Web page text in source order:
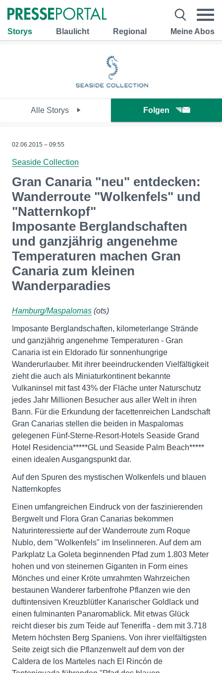
Storys Blaulicht Regional Meine Abos
Alle Storys Folgen
02.06.2015 – 09:55
Seaside Collection
Gran Canaria "neu" entdecken:
Wanderroute "Wolkenfels" und
"Natternkopf"
Imposante Berglandschaften
und ganzjährig angenehme
Temperaturen machen Gran
Canaria zum kleinen
Wanderparadies
Hamburg/Maspalomas (ots)
Imposante Berglandschaften, kilometerlange Strände
und ganzjährig angenehme Temperaturen - Gran
Canaria ist ein Eldorado für sonnenhungrige
Wanderurlauber. Mit ihrer beeindruckenden Vielfältigkeit
zieht die auch als Miniaturkontinent bekannte
Vulkaninsel mit fast 43% der Fläche unter Naturschutz
jedes Jahr Millionen Besucher aus aller Welt in ihren
Bann. Für die Erkundung der facettenreichen Landschaft
Gran Canarias stellen die beiden in Maspalomas
gelegenen Fünf-Sterne-Resort-Hotels Seaside Grand
Hotel Residencia*****GL und Seaside Palm Beach*****
einen idealen Ausgangspunkt dar.
Auf den Spuren des mystischen Wolkenfels und blauen
Natternkopfes
Einen umfangreichen Eindruck von der faszinierenden
Bergwelt und Flora Gran Canarias bekommen
Naturinteressierte auf der Wanderroute zum Roque
Nublo, dem "Wolkenfels" im Inselinneren. Auf dem am
Parkplatz La Goleta beginnenden Pfad zum 1.803 Meter
hohen und von steinernen Giganten in Form eines
Mönches und einer Kröte umrahmten Wahrzeichen
bestaunen Wanderer farbenfrohe Pflanzen wie den
duftintensiven Kreuzblütler Kanarischer Goldlack und
einen fulminanten Panaromablick. Mit etwas Glück
reicht dieser bis zum Teide auf Teneriffa - dem mit 3.718
Metern höchsten Berg Spaniens. Von ihrer vielfältigsten
Seite zeigt sich die Pflanzenwelt auf dem von der
Caldera de los Marteles nach El Rincón de